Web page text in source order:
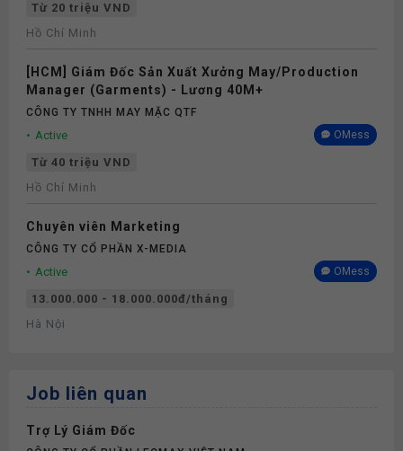
Từ 20 triệu VND
Hồ Chí Minh
[HCM] Giám Đốc Sản Xuất Xưởng May/Production
Manager (Garments) - Lương 40M+
CÔNG TY TNHH MAY MẶC QTF
Active OMess
Từ 40 triệu VND
Hồ Chí Minh
Chuyên viên Marketing
CÔNG TY CỔ PHẦN X-MEDIA
Active OMess
13.000.000 - 18.000.000đ/tháng
Hà Nội
Job liên quan
Trợ Lý Giám Đốc